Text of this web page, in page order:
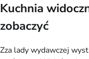
Kuchnia
zobaczyć
Zza lady wydawczej